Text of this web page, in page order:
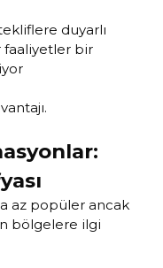
duyarlı
faaliyetler bir
az popüler ancak
bölgelere ilgi